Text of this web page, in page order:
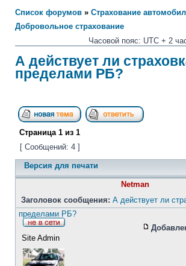
Список форумов » Страхование
Добровольное страхование
Часовой пояс: UTC + 2
А действует ли
пределами РБ?
Страница 1 из 1
[ Сообщений: 4 ]
Версия для печати
Netman
Заголовок сообщения: А действует ли
пределами РБ?
Site Admin